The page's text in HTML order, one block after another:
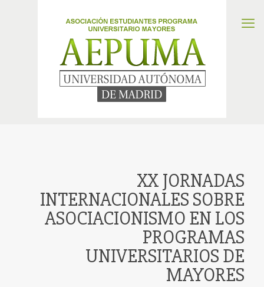
XX JORNADAS
INTERNACIONALES SOBRE
ASOCIACIONISMO EN LOS
PROGRAMAS
UNIVERSITARIOS DE
MAYORES